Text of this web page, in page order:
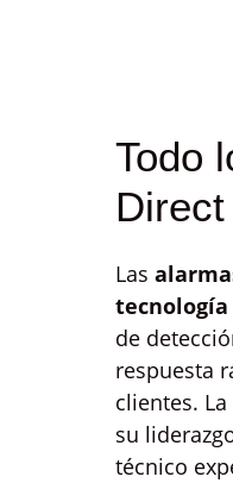
Todo
Las
de
respuesta
clientes.
su
técnico